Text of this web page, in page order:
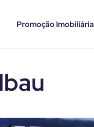
Promoção Imobiliária